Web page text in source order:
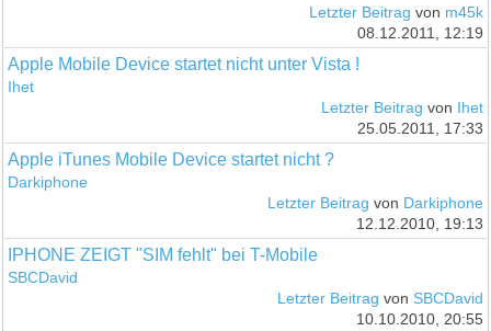
Letzter Beitrag von m45k
08.12.2011, 12:19
Apple Mobile Device startet nicht unter Vista !
Ihet
Letzter Beitrag von Ihet
25.05.2011, 17:33
Apple iTunes Mobile Device startet nicht ?
Darkiphone
Letzter Beitrag von Darkiphone
12.12.2010, 19:13
IPHONE ZEIGT "SIM fehlt" bei T-Mobile
SBCDavid
Letzter Beitrag von SBCDavid
10.10.2010, 20:55